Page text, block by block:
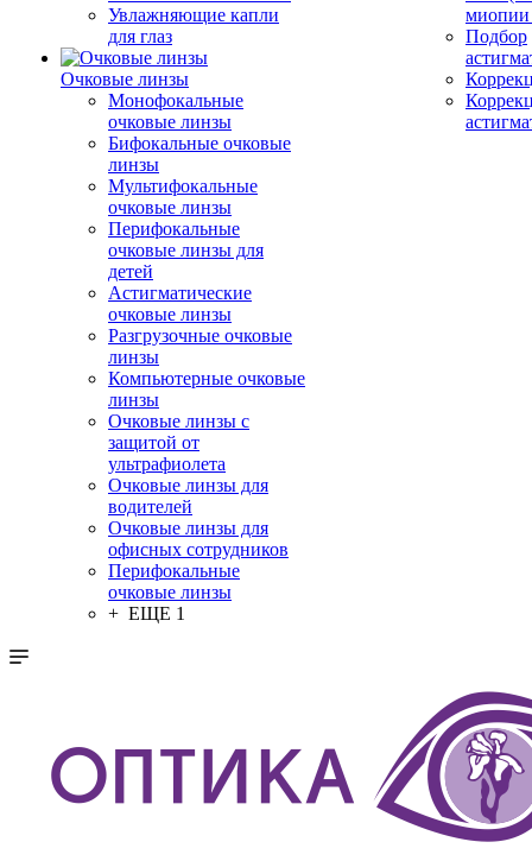
Увлажняющие капли
для глаз
Очковые линзы
Монофокальные
очковые линзы
Бифокальные очковые
линзы
Мультифокальные
очковые линзы
Перифокальные
очковые линзы для
детей
Астигматические
очковые линзы
Разгрузочные очковые
линзы
Компьютерные очковые
линзы
Очковые линзы с
защитой от
ультрафиолета
Очковые линзы для
водителей
Очковые линзы для
офисных сотрудников
Перифокальные
очковые линзы
+ ЕЩЕ 1
миопии
Подбор